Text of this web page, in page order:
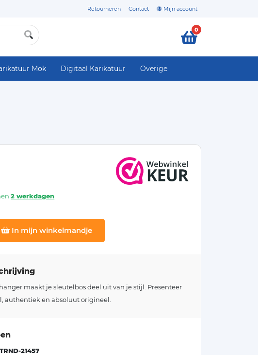
Retourneren Contact Mijn account
0
Mok Digitaal Karikatuur Overige
2 werkdagen
In mijn winkelmandje
maakt je sleutelbos deel uit van je stijl. Presenteer
authentiek en absoluut origineel.
TRND-21457